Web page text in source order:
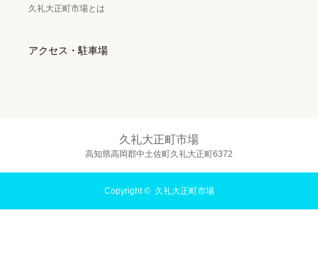
久礼大正町市場とは
アクセス・駐車場
久礼大正町市場
高知県高岡郡中土佐町久礼大正町6372
Copyright © 久礼大正町市場